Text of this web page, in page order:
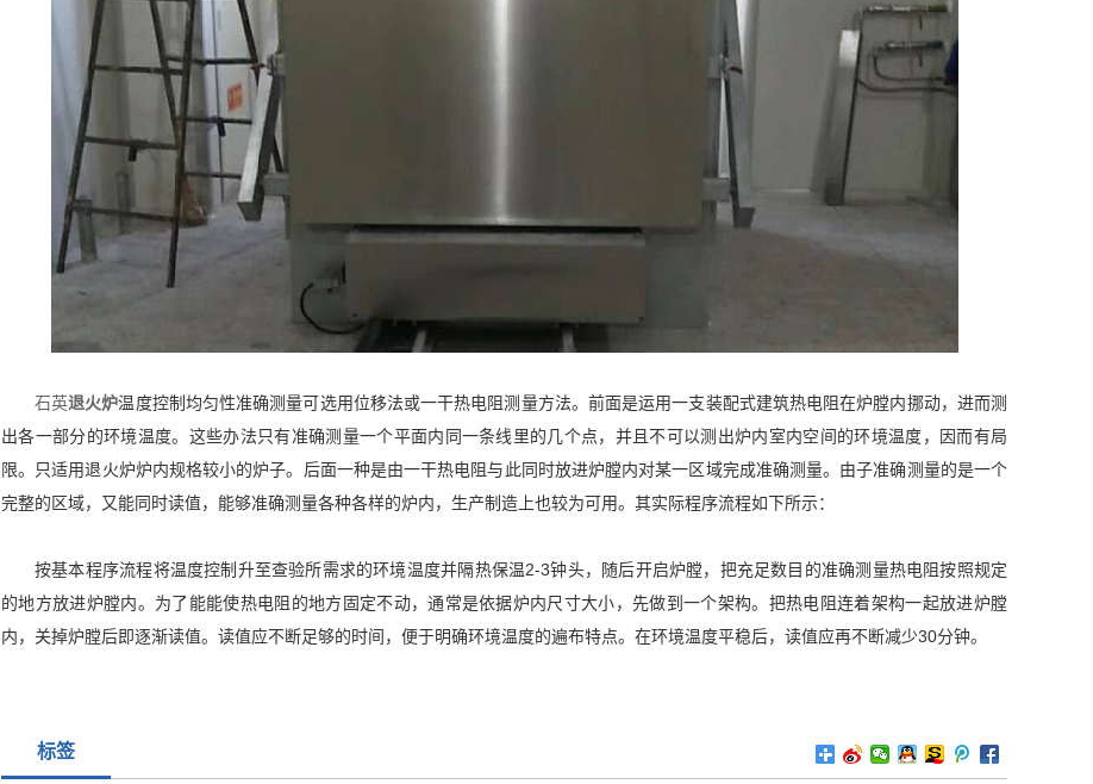
石英退火炉温度控制均匀性准确测量可选用位移法或一干热电阻测量方法。前面是运用一支装配式建筑热电阻在炉膛内挪动，进而测
出各一部分的环境温度。这些办法只有准确测量一个平面内同一条线里的几个点，并且不可以测出炉内室内空间的环境温度，因而有局
限。只适用退火炉炉内规格较小的炉子。后面一种是由一干热电阻与此同时放进炉膛内对某一区域完成准确测量。由子准确测量的是一个
完整的区域，又能同时读值，能够准确测量各种各样的炉内，生产制造上也较为可用。其实际程序流程如下所示：
按基本程序流程将温度控制升至查验所需求的环境温度并隔热保温2-3钟头，随后开启炉膛，把充足数目的准确测量热电阻按照规定
的地方放进炉膛内。为了能能使热电阻的地方固定不动，通常是依据炉内尺寸大小，先做到一个架构。把热电阻连着架构一起放进炉膛
内，关掉炉膛后即逐渐读值。读值应不断足够的时间，便于明确环境温度的遍布特点。在环境温度平稳后，读值应再不断减少30分钟。
标签